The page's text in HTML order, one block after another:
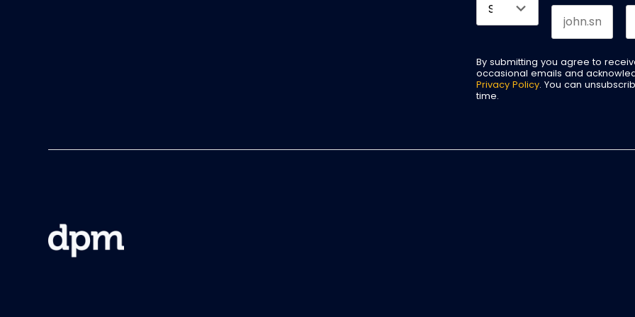
By submitting you agree to
occasional emails and
Privacy Policy . You can
time.